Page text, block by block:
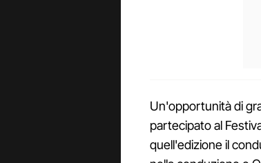
Un'opportunità di
partecipato al
quell'edizione il